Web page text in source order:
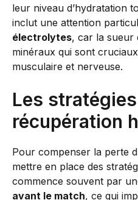
leur niveau d’hydratation
inclut une attention
électrolytes, car la sueur
minéraux qui sont
musculaire et nerveuse.
Les
récupération
Pour compenser la perte
mettre en place des
commence souvent par
avant le match, ce qui